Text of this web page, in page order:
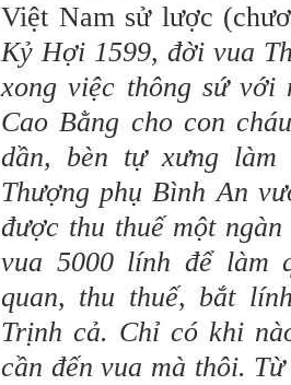
Việt Nam sử lược
Kỷ Hợi 1599, đời vua
xong việc thông sứ với
Cao Bằng cho con
dần, bèn tự xưng làm
Thượng phụ Bình An
được thu thuế một
vua 5000 lính để làm
quan, thu thuế, bắt
Trịnh cả. Chỉ có khi
cần đến vua mà thôi.